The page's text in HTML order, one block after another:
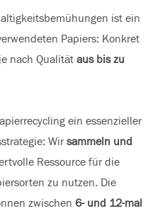
ist ein
Papiers: Konkret
nach Qualität aus bis zu
ein essenzieller
Wir sammeln und
Ressource für die
zu nutzen. Die
zwischen 6- und 12-mal